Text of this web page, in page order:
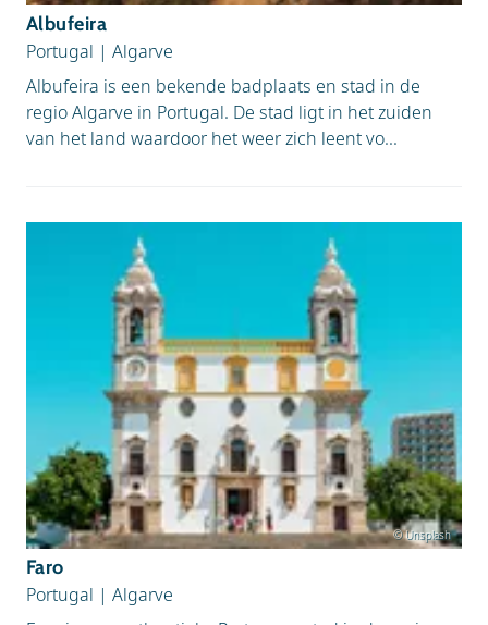
Albufeira
Portugal | Algarve
Albufeira is een bekende badplaats en stad in de
regio Algarve in Portugal. De stad ligt in het zuiden
van het land waardoor het weer zich leent vo...
© Unsplash
Faro
Portugal | Algarve